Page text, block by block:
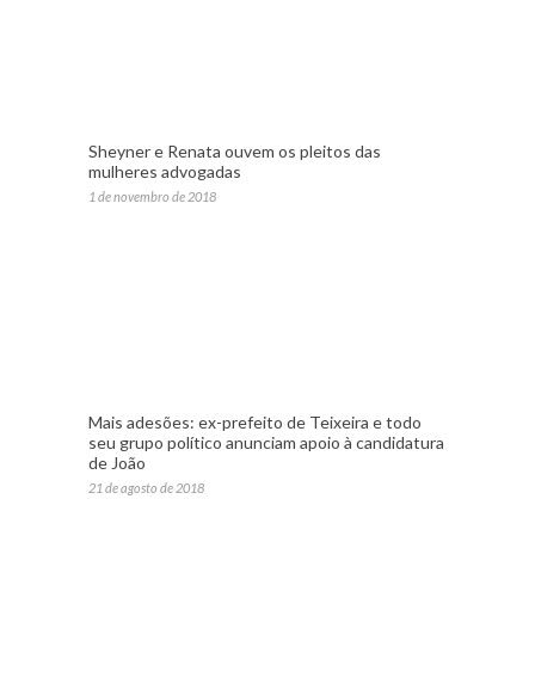
Sheyner e Renata ouvem os pleitos das
mulheres advogadas
1 de novembro de 2018
Mais adesões: ex-prefeito de Teixeira e todo
seu grupo político anunciam apoio à candidatura
de João
21 de agosto de 2018